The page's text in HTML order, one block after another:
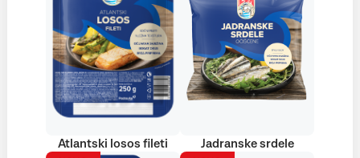
Atlantski losos fileti Jadranske srdele